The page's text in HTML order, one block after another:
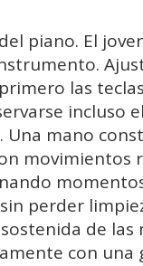
piano. El
las
incluso
Una mano
movimientos
perder
de
con